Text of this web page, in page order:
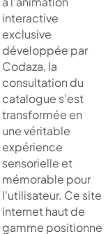
interactive
exclusive
développée par
Codaza, la
consultation du
catalogue s'est
transformée en
une véritable
expérience
sensorielle et
mémorable pour
l'utilisateur. Ce site
internet haut de
gamme positionne